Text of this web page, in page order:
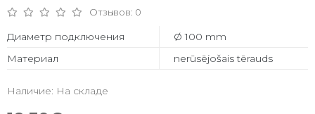
Отзывов: 0
Диаметр подключения
Ø 100 mm
Материал
nerūsējošais tērauds
Наличие: На складе